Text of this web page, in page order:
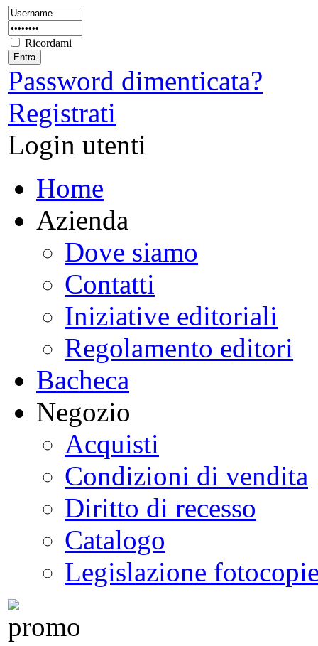
Ricordami
Password dimenticata?
Registrati
Login utenti
Home
Azienda
Dove siamo
Contatti
Iniziative editoriali
Regolamento editori
Bacheca
Negozio
Acquisti
Condizioni di vendita
Diritto di recesso
Catalogo
Legislazione